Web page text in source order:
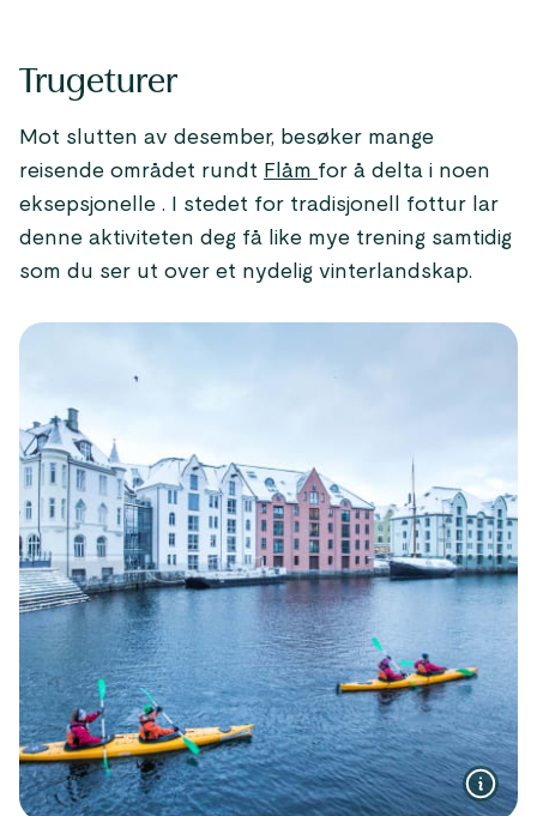
Trugeturer
Mot slutten av desember, besøker mange
reisende området rundt Flåm for å delta i noen
eksepsjonelle . I stedet for tradisjonell fottur lar
denne aktiviteten deg få like mye trening samtidig
som du ser ut over et nydelig vinterlandskap.